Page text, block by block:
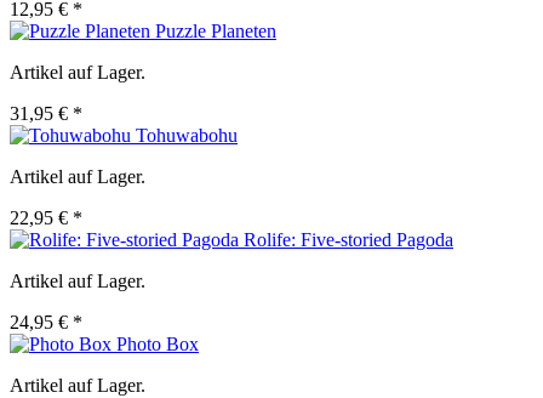
12,95 € *
Puzzle Planeten
Artikel auf Lager.
31,95 € *
Tohuwabohu
Artikel auf Lager.
22,95 € *
Rolife: Five-storied Pagoda
Artikel auf Lager.
24,95 € *
Photo Box
Artikel auf Lager.